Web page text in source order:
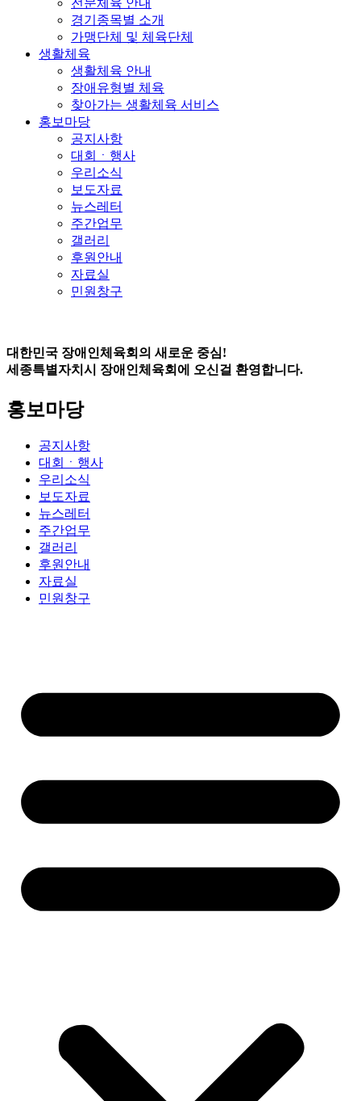
전문체육 안내
경기종목별 소개
가맹단체 및 체육단체
생활체육
생활체육 안내
장애유형별 체육
찾아가는 생활체육 서비스
홍보마당
공지사항
대회ㆍ행사
우리소식
보도자료
뉴스레터
주간업무
갤러리
후원안내
자료실
민원창구
대한민국 장애인체육회의 새로운 중심!
세종특별자치시 장애인체육회에 오신걸 환영합니다.
홍보마당
공지사항
대회ㆍ행사
우리소식
보도자료
뉴스레터
주간업무
갤러리
후원안내
자료실
민원창구